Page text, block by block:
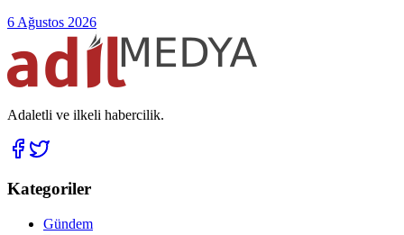
6 Ağustos 2026
Adaletli ve ilkeli habercilik.
Kategoriler
Gündem